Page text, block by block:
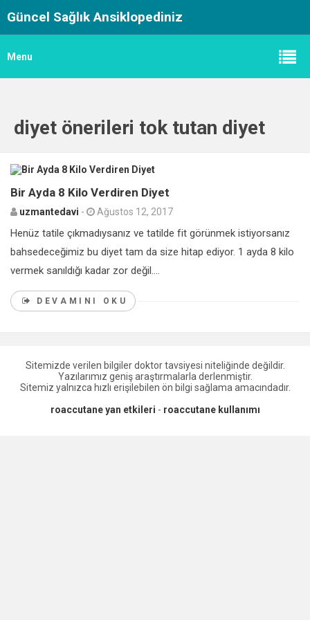
Güncel Sağlık Ansiklopediniz
Menu
diyet önerileri tok tutan diyet
Bir Ayda 8 Kilo Verdiren Diyet
uzmantedavi - Ağustos 12, 2017
Henüz tatile çıkmadıysanız ve tatilde fit görünmek istiyorsanız
bahsedeceğimiz bu diyet tam da size hitap ediyor. 1 ayda 8 kilo
vermek sanıldığı kadar zor değil....
DEVAMINI OKU
Sitemizde verilen bilgiler doktor tavsiyesi niteliğinde değildir.
Yazılarımız geniş araştırmalarla derlenmiştir.
Sitemiz yalnızca hızlı erişilebilen ön bilgi sağlama amacındadır.
roaccutane yan etkileri - roaccutane kullanımı